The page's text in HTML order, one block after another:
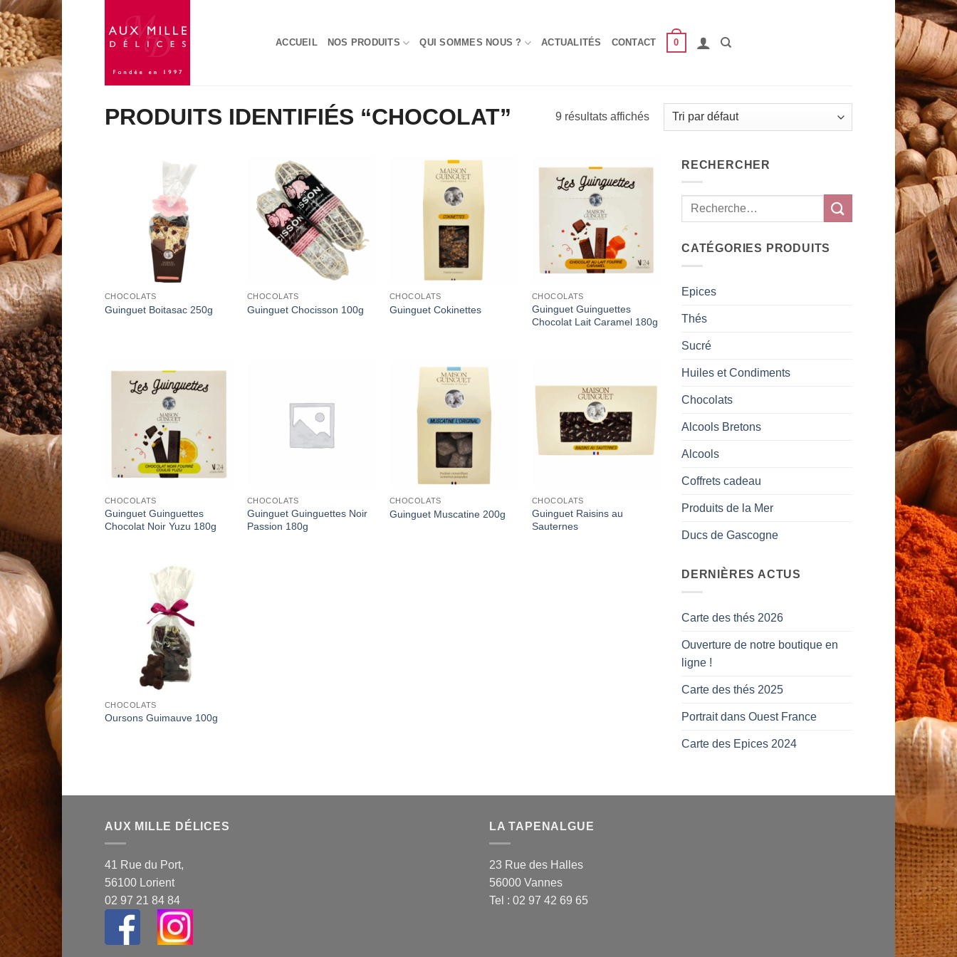
au
contenu
ACCUEIL NOS PRODUITS QUI SOMMES NOUS ? ACTUALITÉS CONTACT 0
PRODUITS IDENTIFIÉS “CHOCOLAT” 9 résultats affichés
CHOCOLATS
Guinguet Boitasac 250g
Add to
Wishlist
CHOCOLATS
Guinguet Chocisson 100g
Wishlist
CHOCOLATS
Guinguet Cokinettes
CHOCOLATS
Guinguet Guinguettes
Chocolat Lait Caramel 180g
CHOCOLATS
Guinguet Guinguettes
Chocolat Noir Yuzu 180g
CHOCOLATS
Guinguet Guinguettes Noir
Passion 180g
Wishlist
CHOCOLATS
Guinguet Muscatine 200g
CHOCOLATS
Guinguet Raisins au
Sauternes
CHOCOLATS
Oursons Guimauve 100g
RECHERCHER
CATÉGORIES PRODUITS
Epices
Thés
Sucré
Huiles et Condiments
Chocolats
Alcools Bretons
Alcools
Coffrets cadeau
Produits de la Mer
Ducs de Gascogne
DERNIÈRES ACTUS
Carte des thés 2026
Ouverture de notre boutique en
ligne !
Carte des thés 2025
Portrait dans Ouest France
Carte des Epices 2024
AUX MILLE DÉLICES
41 Rue du Port,
56100 Lorient
02 97 21 84 84
LA TAPENALGUE
23 Rue des Halles
56000 Vannes
Tel : 02 97 42 69 65